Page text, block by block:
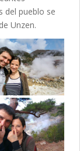
del pueblo se
Unzen.